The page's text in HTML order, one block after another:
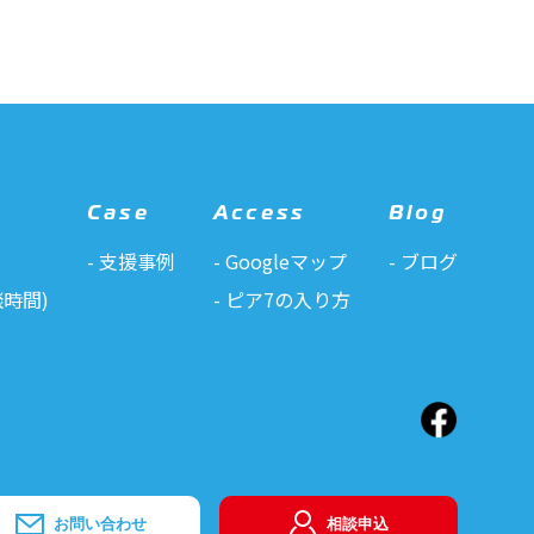
間)
Case
支援事例
Access
Googleマップ
ピア7の入り方
Blog
ブログ
お問い合わせ 相談申込